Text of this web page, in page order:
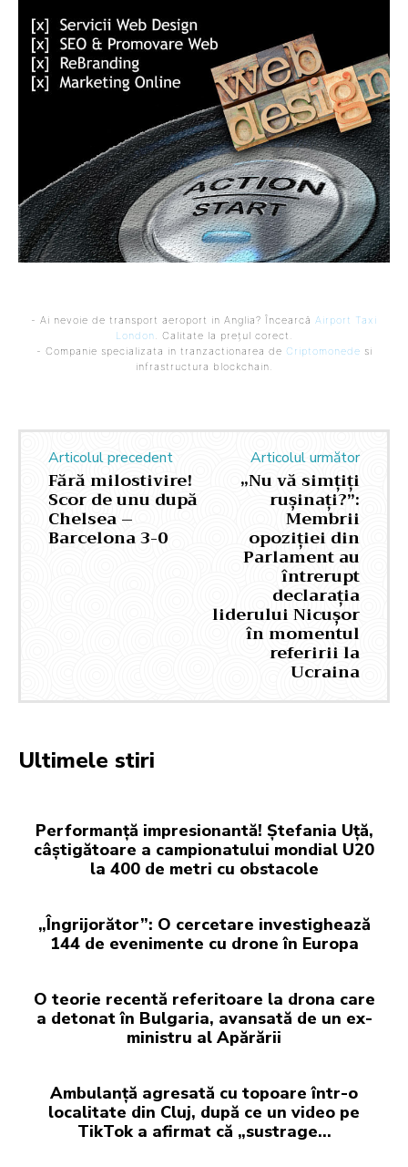
- Ai nevoie de transport aeroport in Anglia? Încearcă Airport Taxi
London. Calitate la prețul corect.
- Companie specializata in tranzactionarea de Criptomonede si
infrastructura blockchain.
Articolul precedent
Fără milostivire!
Scor de unu după
Chelsea –
Barcelona 3-0
Articolul următor
„Nu vă simțiți
rușinați?”:
Membrii
opoziției din
Parlament au
întrerupt
declarația
liderului Nicușor
în momentul
referirii la
Ucraina
Ultimele stiri
Performanță impresionantă! Ștefania Uță,
câștigătoare a campionatului mondial U20
la 400 de metri cu obstacole
„Îngrijorător”: O cercetare investighează
144 de evenimente cu drone în Europa
O teorie recentă referitoare la drona care
a detonat în Bulgaria, avansată de un ex-
ministru al Apărării
Ambulanță agresată cu topoare într-o
localitate din Cluj, după ce un video pe
TikTok a afirmat că „sustrage…